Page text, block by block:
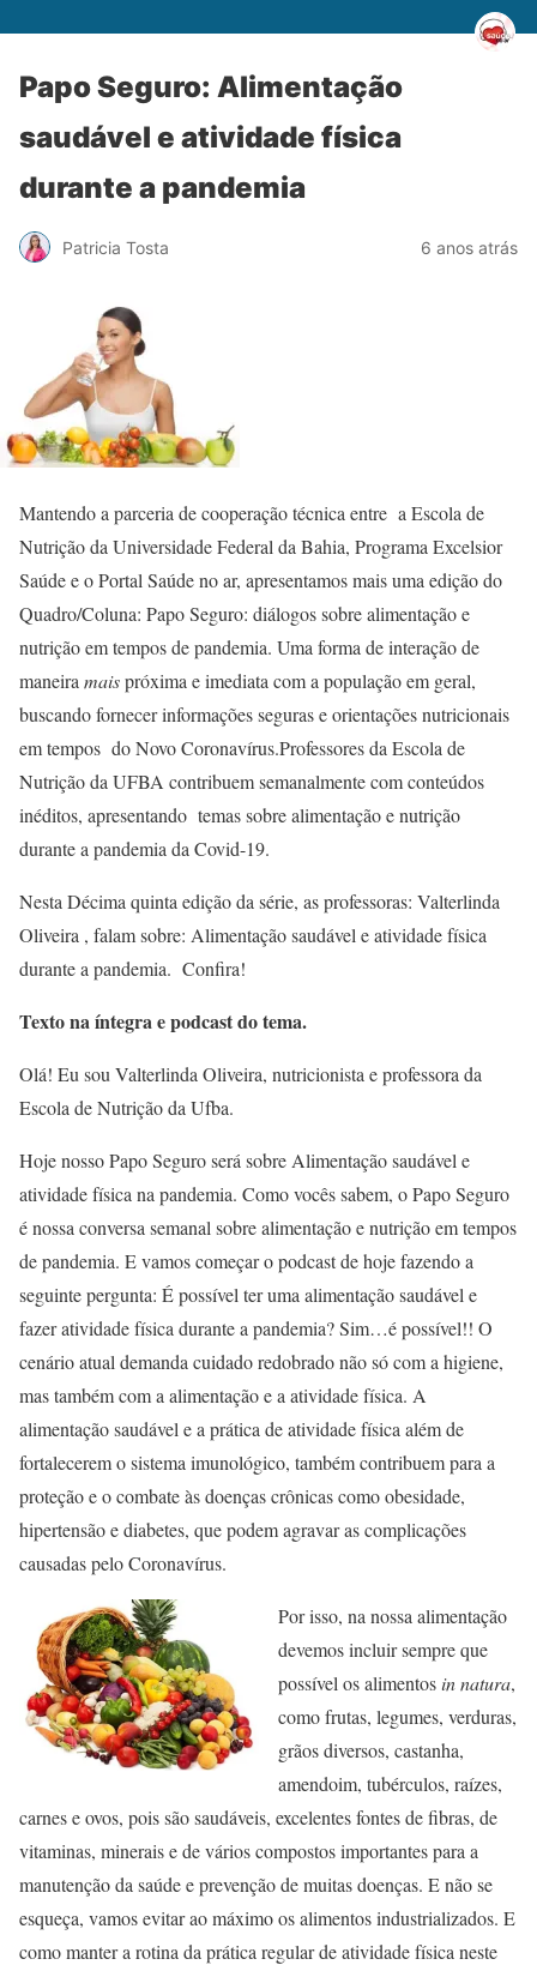
Papo Seguro: Alimentação
saudável e atividade física
durante a pandemia
Patricia Tosta 6 anos atrás
Mantendo a parceria de cooperação técnica entre a Escola de
Nutrição da Universidade Federal da Bahia, Programa Excelsior
Saúde e o Portal Saúde no ar, apresentamos mais uma edição do
Quadro/Coluna: Papo Seguro: diálogos sobre alimentação e
nutrição em tempos de pandemia. Uma forma de interação de
maneira maispróxima e imediata com a população em geral,
buscando fornecer informações seguras e orientações nutricionais
em tempos do Novo Coronavírus.Professores da Escola de
Nutrição da UFBA contribuem semanalmente com conteúdos
inéditos, apresentando temas sobre alimentação e nutrição
durante a pandemia da Covid-19.
Nesta Décima quinta edição da série, as professoras: Valterlinda
Oliveira , falam sobre: Alimentação saudável e atividade física
durante a pandemia. Confira!
Texto na íntegra e podcast do tema.
Olá! Eu sou Valterlinda Oliveira, nutricionista e professora da
Escola de Nutrição da Ufba.
Hoje nosso Papo Seguro será sobre Alimentação saudável e
atividade física na pandemia. Como vocês sabem, o Papo Seguro
é nossa conversa semanal sobre alimentação e nutrição em tempos
de pandemia. E vamos começar o podcast de hoje fazendo a
seguinte pergunta: É possível ter uma alimentação saudável e
fazer atividade física durante a pandemia? Sim…é possível!! O
cenário atual demanda cuidado redobrado não só com a higiene,
mas também com a alimentação e a atividade física. A
alimentação saudável e a prática de atividade física além de
fortalecerem o sistema imunológico, também contribuem para a
proteção e o combate às doenças crônicas como obesidade,
hipertensão e diabetes, que podem agravar as complicações
causadas pelo Coronavírus.
Por isso, na nossa alimentação
devemos incluir sempre que
possível os alimentos in natura,
como frutas, legumes, verduras,
grãos diversos, castanha,
amendoim, tubérculos, raízes,
carnes e ovos, pois são saudáveis, excelentes fontes de fibras, de
vitaminas, minerais e de vários compostos importantes para a
manutenção da saúde e prevenção de muitas doenças. E não se
esqueça, vamos evitar ao máximo os alimentos industrializados. E
como manter a rotina da prática regular de atividade física neste